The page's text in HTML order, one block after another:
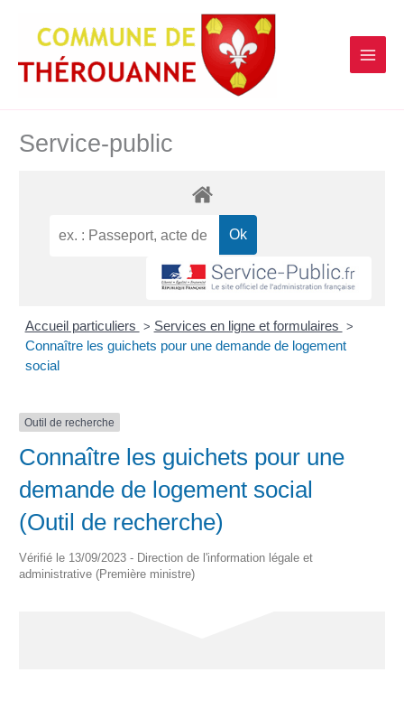
contenu
Service-public
Accueil particuliers > Services en ligne et formulaires >
Connaître les guichets pour une demande de logement
social
Outil de recherche
Connaître les guichets pour une
demande de logement social
(Outil de recherche)
Vérifié le 13/09/2023 - Direction de l'information légale et
administrative (Première ministre)